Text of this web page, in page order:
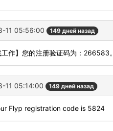
11 05:56:00 149 дней назад
工作】您的注册验证码为：266583。
11 05:14:00 149 дней назад
Flyp registration code is 5824